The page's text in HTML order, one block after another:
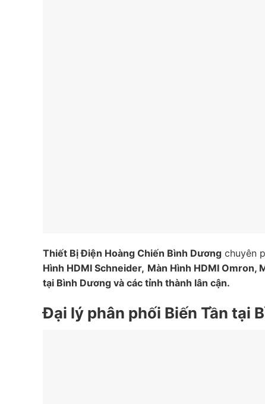
Thiết Bị Điện Hoàng Chiến Bình Dương chuyên
Hình HDMI Schneider, Màn Hình HDMI Omron,
tại Bình Dương và các tỉnh thành lân cận.
Đại lý phân phối Biến Tần tại